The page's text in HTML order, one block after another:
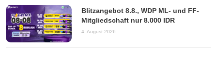
Blitzangebot 8.8., WDP ML- und FF-
Mitgliedschaft nur 8.000 IDR
4. August 2026